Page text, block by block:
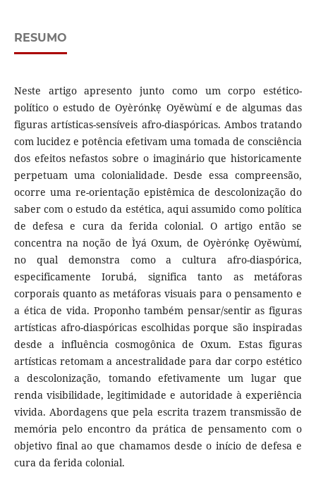
RESUMO
Neste artigo apresento junto como um corpo estético-
político o estudo de Oyèrónkẹ Oyěwùmí e de algumas das
figuras artísticas-sensíveis afro-diaspóricas. Ambos tratando
com lucidez e potência efetivam uma tomada de consciência
dos efeitos nefastos sobre o imaginário que historicamente
perpetuam uma colonialidade. Desde essa compreensão,
ocorre uma re-orientação epistêmica de descolonização do
saber com o estudo da estética, aqui assumido como política
de defesa e cura da ferida colonial. O artigo então se
concentra na noção de Ìyá Oxum, de Oyèrónkẹ Oyěwùmí,
no qual demonstra como a cultura afro-diaspórica,
especificamente Iorubá, significa tanto as metáforas
corporais quanto as metáforas visuais para o pensamento e
a ética de vida. Proponho também pensar/sentir as figuras
artísticas afro-diaspóricas escolhidas porque são inspiradas
desde a influência cosmogônica de Oxum. Estas figuras
artísticas retomam a ancestralidade para dar corpo estético
a descolonização, tomando efetivamente um lugar que
renda visibilidade, legitimidade e autoridade à experiência
vivida. Abordagens que pela escrita trazem transmissão de
memória pelo encontro da prática de pensamento com o
objetivo final ao que chamamos desde o início de defesa e
cura da ferida colonial.